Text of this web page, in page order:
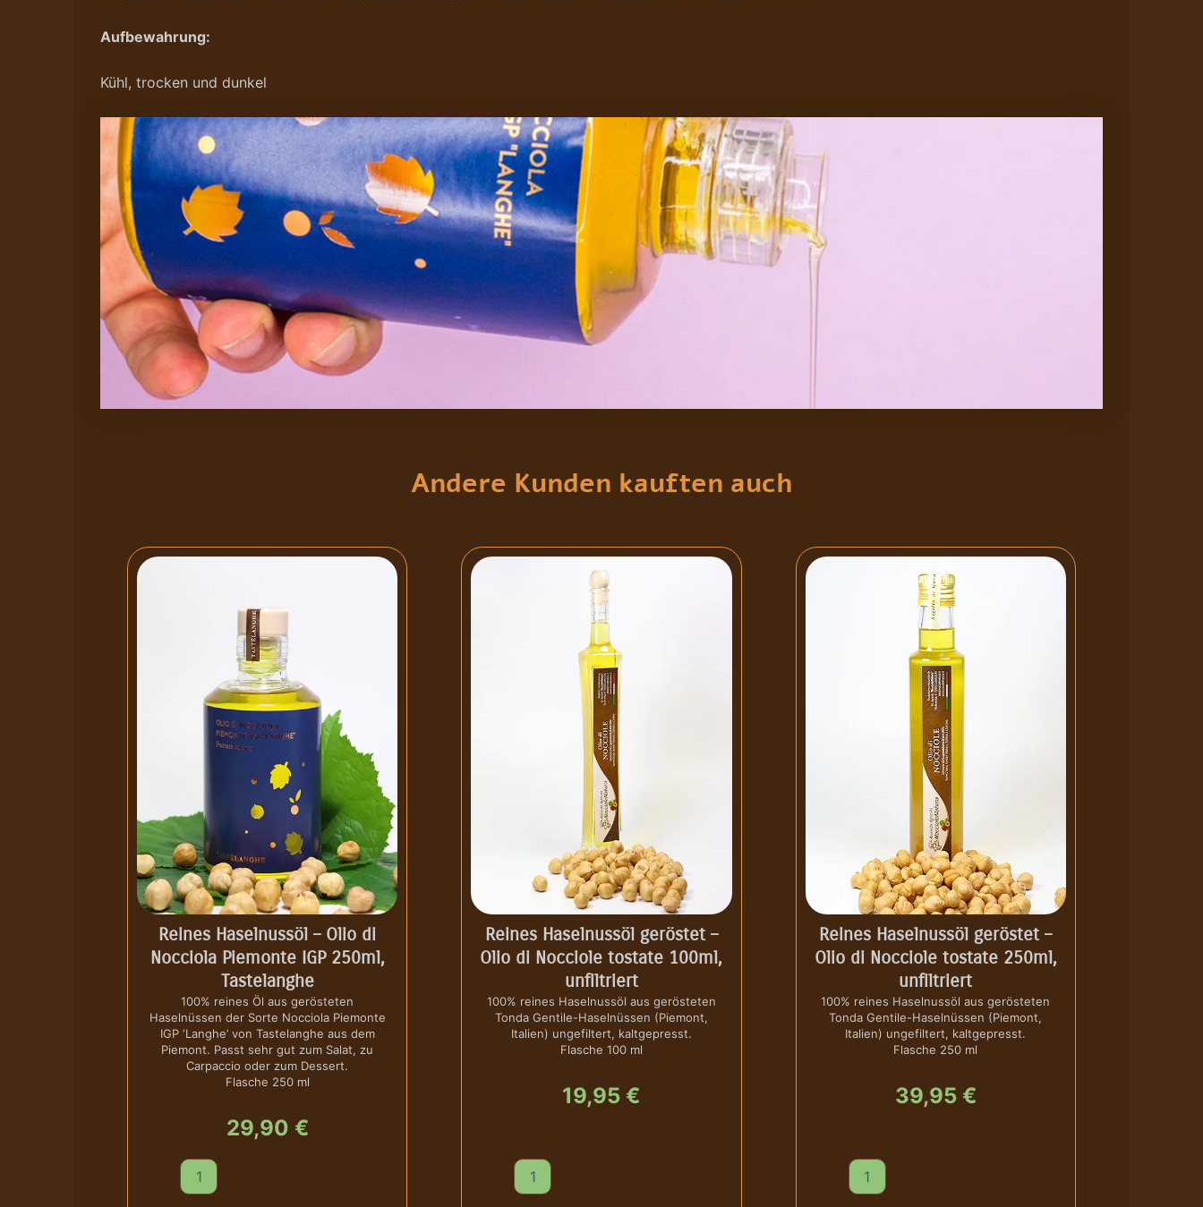
Aufbewahrung:
Kühl, trocken und dunkel
Andere Kunden kauften auch
Reines Haselnussöl – Olio di
Nocciola Piemonte IGP 250ml,
Tastelanghe
100% reines Öl aus gerösteten
Haselnüssen der Sorte Nocciola Piemonte
IGP ‘Langhe’ von Tastelanghe aus dem
Piemont. Passt sehr gut zum Salat, zu
Carpaccio oder zum Dessert.
Flasche 250 ml
29,90 €
Reines Haselnussöl geröstet –
Olio di Nocciole tostate 100ml,
unfiltriert
100% reines Haselnussöl aus gerösteten
Tonda Gentile-Haselnüssen (Piemont,
Italien) ungefiltert, kaltgepresst.
Flasche 100 ml
19,95 €
Reines Haselnussöl geröstet –
Olio di Nocciole tostate 250ml,
unfiltriert
100% reines Haselnussöl aus gerösteten
Tonda Gentile-Haselnüssen (Piemont,
Italien) ungefiltert, kaltgepresst.
Flasche 250 ml
39,95 €